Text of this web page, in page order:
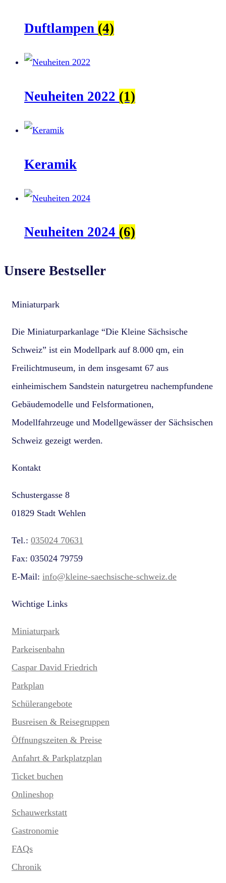
Duftlampen (4)
Neuheiten 2022 (1)
Keramik
Neuheiten 2024 (6)
Unsere Bestseller
Miniaturpark
Die Miniaturparkanlage “Die Kleine Sächsische
Schweiz” ist ein Modellpark auf 8.000 qm, ein
Freilichtmuseum, in dem insgesamt 67 aus
einheimischem Sandstein naturgetreu nachempfundene
Gebäudemodelle und Felsformationen,
Modellfahrzeuge und Modellgewässer der Sächsischen
Schweiz gezeigt werden.
Kontakt
Schustergasse 8
01829 Stadt Wehlen
Tel.: 035024 70631
Fax: 035024 79759
E-Mail: info@kleine-saechsische-schweiz.de
Wichtige Links
Miniaturpark
Parkeisenbahn
Caspar David Friedrich
Parkplan
Schülerangebote
Busreisen & Reisegruppen
Öffnungszeiten & Preise
Anfahrt & Parkplatzplan
Ticket buchen
Onlineshop
Schauwerkstatt
Gastronomie
FAQs
Chronik